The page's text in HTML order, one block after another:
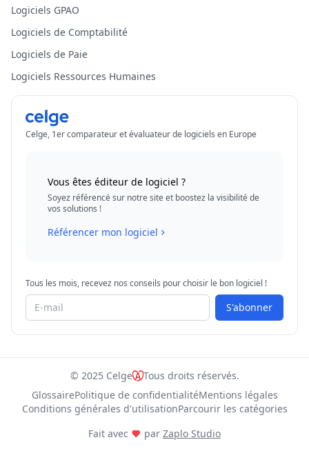
Logiciels GPAO
Logiciels de Comptabilité
Logiciels de Paie
Logiciels Ressources Humaines
Celge, 1er comparateur et évaluateur de logiciels en Europe
Vous êtes éditeur de logiciel ?
Soyez référencé sur notre site et boostez la visibilité de
vos solutions !
Référencer mon logiciel
Tous les mois, recevez nos conseils pour choisir le bon logiciel !
S'abonner
© 2025 Celge
Tous droits réservés.
GlossairePolitique de confidentialitéMentions légales
Conditions générales d'utilisationParcourir les catégories
Fait avec
par Zaplo Studio